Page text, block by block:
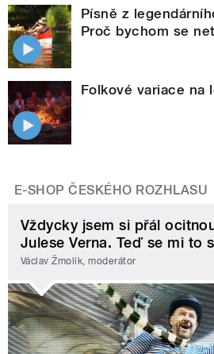
Písně z
Proč bychom se
Folkové variace na
E-SHOP ČESKÉHO ROZHLASU
Vždycky jsem si přál
Julese Verna. Teď se mi to
Václav Žmolík, moderátor